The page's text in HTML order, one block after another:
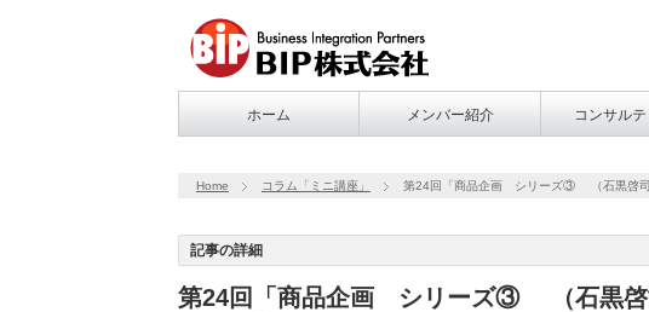
ホーム メンバー紹介 コンサル
Home コラム「ミニ講座」 第24回「商品企画 シリーズ③ （石黒啓司
記事の詳細
第24回「商品企画 シリーズ③ （石黒啓